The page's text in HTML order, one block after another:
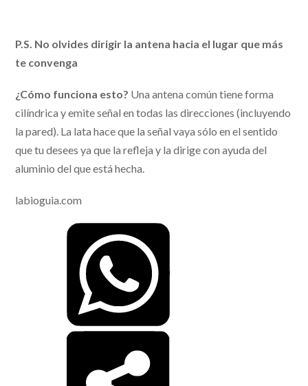
P.S. No olvides dirigir la antena hacia el lugar que más
te convenga
¿Cómo funciona esto? Una antena común tiene forma
cilíndrica y emite señal en todas las direcciones (incluyendo
la pared). La lata hace que la señal vaya sólo en el sentido
que tu desees ya que la refleja y la dirige con ayuda del
aluminio del que está hecha.
labioguia.com